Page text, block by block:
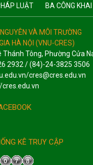
LUẬT
BA CÔNG KHAI
VÀ MÔI TRƯỜNG
HÀ NỘI (VNU-CRES)
Thánh Tông, Phường Cửa
2932 / (84)-24-3825 3506
cres@cres.edu.vn
KÊ TRUY CẬP